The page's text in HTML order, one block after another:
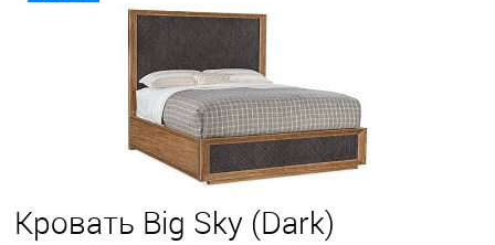
Кровать Big Sky (Dark)